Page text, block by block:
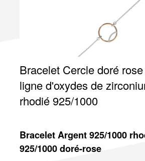
Bracelet Cercle doré
ligne d'oxydes de
rhodié 925/1000
Bracelet Argent 925/1000
925/1000 doré-rose